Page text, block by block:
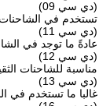
(دي سي 09)
تستخدم في الشاحنات
(دي سي 11)
عادةً ما توجد في
(دي سي 12)
مناسبة للشاحنات
(دي سي 13)
غالبا ما تستخدم في